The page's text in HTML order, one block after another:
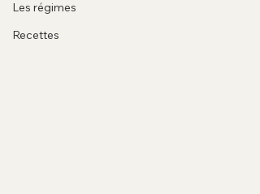
Les régimes
Recettes